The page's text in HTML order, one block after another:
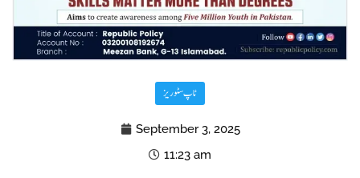
ٹاپ سٹوریز
September 3, 2025
11:23 am